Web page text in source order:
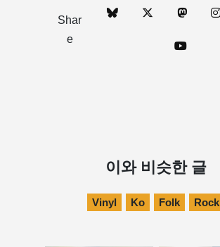
Shar
e
이와 비슷한 글
Vinyl Ko Folk Rock